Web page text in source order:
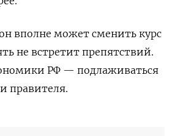
вполне может сменить курс
не встретит препятствий.
РФ — подлаживаться
правителя.